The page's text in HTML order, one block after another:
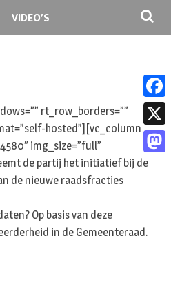
VIDEO’S
rt_row_borders=””
hosted”][vc_column
img_size=”full”
de partij het initiatief bij de
de nieuwe raadsfracties
Op basis van deze
in de Gemeenteraad.
F
a
c
o
X
M
t